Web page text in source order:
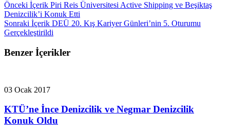
Önceki İçerik Piri Reis Üniversitesi Active Shipping ve Beşiktaş
Denizcilik’i Konuk Etti
Sonraki İçerik DEÜ 20. Kış Kariyer Günleri’nin 5. Oturumu
Gerçekleştirildi
Benzer İçerikler
03 Ocak 2017
KTÜ’ne İnce Denizcilik ve Negmar Denizcilik
Konuk Oldu